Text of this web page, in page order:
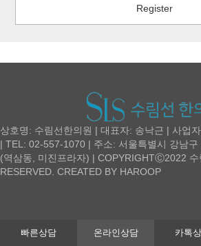
Register
빠른상담 온라인상담 카톡
상호명: 수림선한의원 | 대표자: 송낙근 | 사업
| TEL: 02-557-1070 | 주소: 서울특별시 강남
(역삼동, 미진프라자) | COPYRIGHTⒸ2022
RESERVED. CREATED BY HAROOP